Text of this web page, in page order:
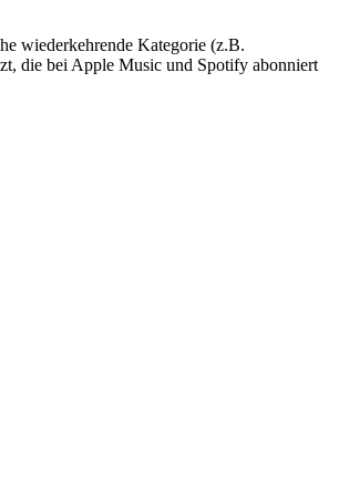
wiederkehrende Kategorie (z.B.
die bei Apple Music und Spotify abonniert